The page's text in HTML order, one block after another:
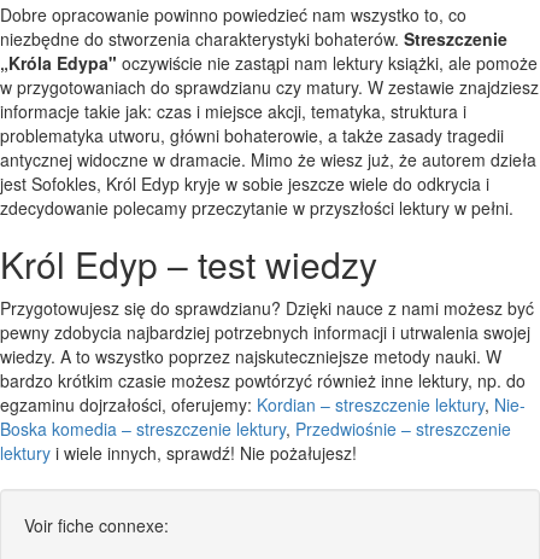
Dobre opracowanie powinno powiedzieć nam wszystko to, co
niezbędne do stworzenia charakterystyki bohaterów. Streszczenie
„Króla Edypa" oczywiście nie zastąpi nam lektury książki, ale pomoże
w przygotowaniach do sprawdzianu czy matury. W zestawie znajdziesz
informacje takie jak: czas i miejsce akcji, tematyka, struktura i
problematyka utworu, główni bohaterowie, a także zasady tragedii
antycznej widoczne w dramacie. Mimo że wiesz już, że autorem dzieła
jest Sofokles, Król Edyp kryje w sobie jeszcze wiele do odkrycia i
zdecydowanie polecamy przeczytanie w przyszłości lektury w pełni.
Król Edyp – test wiedzy
Przygotowujesz się do sprawdzianu? Dzięki nauce z nami możesz być
pewny zdobycia najbardziej potrzebnych informacji i utrwalenia swojej
wiedzy. A to wszystko poprzez najskuteczniejsze metody nauki. W
bardzo krótkim czasie możesz powtórzyć również inne lektury, np. do
egzaminu dojrzałości, oferujemy: Kordian – streszczenie lektury, Nie-
Boska komedia – streszczenie lektury, Przedwiośnie – streszczenie
lektury i wiele innych, sprawdź! Nie pożałujesz!
Voir fiche connexe: